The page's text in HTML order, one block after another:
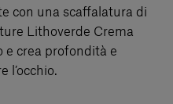
con una scaffalatura di
Lithoverde Crema
e crea profondità e
l’occhio.